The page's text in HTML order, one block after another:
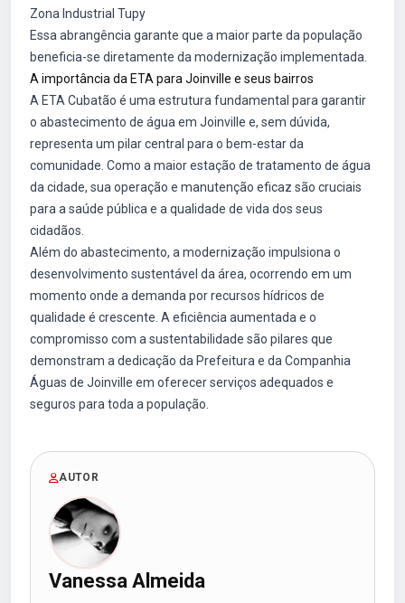
Zona Industrial Tupy
Essa abrangência garante que a maior parte da população
beneficia-se diretamente da modernização implementada.
A importância da ETA para Joinville e seus bairros
A ETA Cubatão é uma estrutura fundamental para garantir
o abastecimento de água em Joinville e, sem dúvida,
representa um pilar central para o bem-estar da
comunidade. Como a maior estação de tratamento de água
da cidade, sua operação e manutenção eficaz são cruciais
para a saúde pública e a qualidade de vida dos seus
cidadãos.
Além do abastecimento, a modernização impulsiona o
desenvolvimento sustentável da área, ocorrendo em um
momento onde a demanda por recursos hídricos de
qualidade é crescente. A eficiência aumentada e o
compromisso com a sustentabilidade são pilares que
demonstram a dedicação da Prefeitura e da Companhia
Águas de Joinville em oferecer serviços adequados e
seguros para toda a população.
AUTOR
Vanessa Almeida